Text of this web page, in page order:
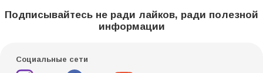
Подписывайтесь не ради лайков, ради полезной
информации
Социальные сети